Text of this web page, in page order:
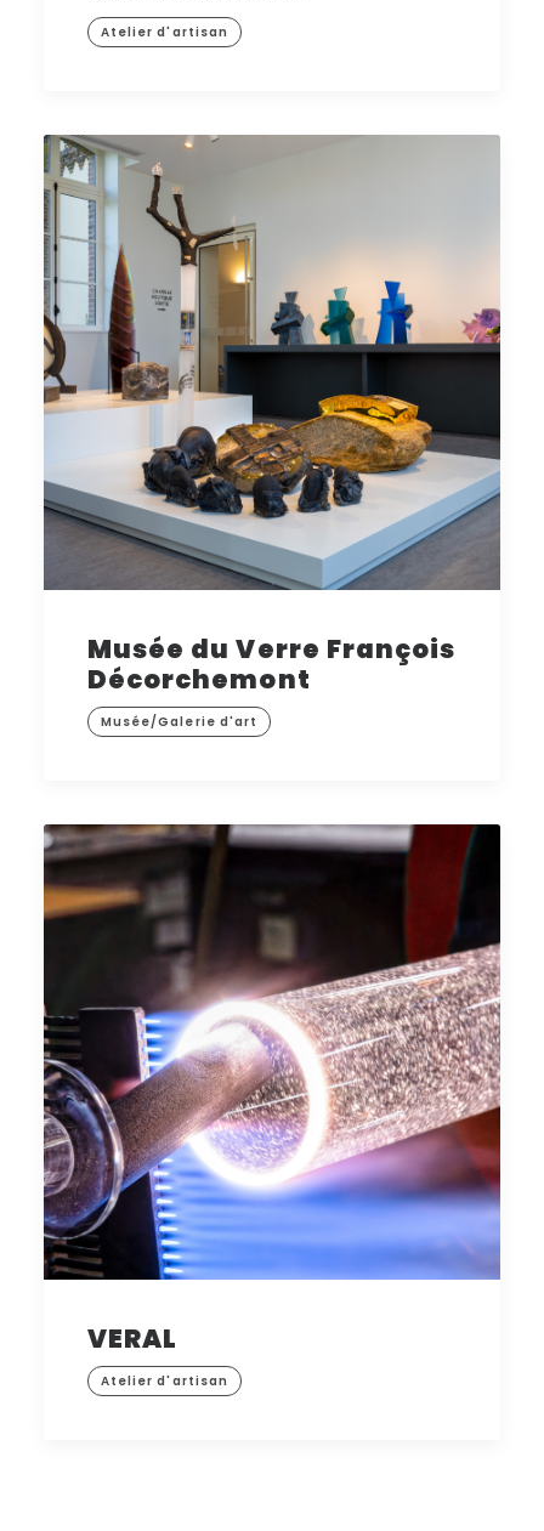
Atelier d'artisan
Musée du Verre François
Décorchemont
Musée/Galerie d'art
VERAL
Atelier d'artisan